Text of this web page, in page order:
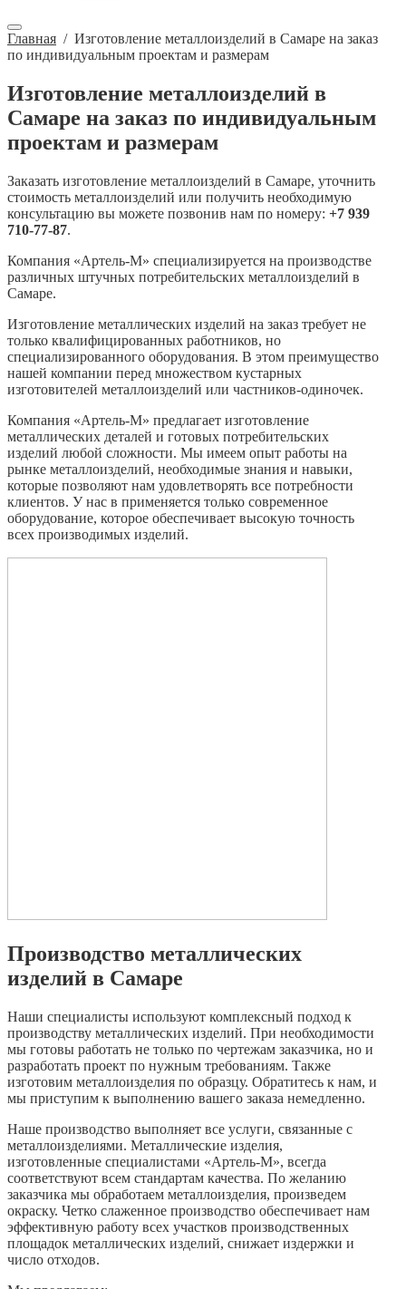
Главная / Изготовление металлоизделий в Самаре на заказ
по индивидуальным проектам и размерам
Изготовление металлоизделий в
Самаре на заказ по индивидуальным
проектам и размерам
Заказать изготовление металлоизделий в Самаре, уточнить
стоимость металлоизделий или получить необходимую
консультацию вы можете позвонив нам по номеру: +7 939
710-77-87.
Компания «Артель-М» специализируется на производстве
различных штучных потребительских металлоизделий в
Самаре.
Изготовление металлических изделий на заказ требует не
только квалифицированных работников, но
специализированного оборудования. В этом преимущество
нашей компании перед множеством кустарных
изготовителей металлоизделий или частников-одиночек.
Компания «Артель-М» предлагает изготовление
металлических деталей и готовых потребительских
изделий любой сложности. Мы имеем опыт работы на
рынке металлоизделий, необходимые знания и навыки,
которые позволяют нам удовлетворять все потребности
клиентов. У нас в применяется только современное
оборудование, которое обеспечивает высокую точность
всех производимых изделий.
Производство металлических
изделий в Самаре
Наши специалисты используют комплексный подход к
производству металлических изделий. При необходимости
мы готовы работать не только по чертежам заказчика, но и
разработать проект по нужным требованиям. Также
изготовим металлоизделия по образцу. Обратитесь к нам, и
мы приступим к выполнению вашего заказа немедленно.
Наше производство выполняет все услуги, связанные с
металлоизделиями. Металлические изделия,
изготовленные специалистами «Артель-М», всегда
соответствуют всем стандартам качества. По желанию
заказчика мы обработаем металлоизделия, произведем
окраску. Четко слаженное производство обеспечивает нам
эффективную работу всех участков производственных
площадок металлических изделий, снижает издержки и
число отходов.